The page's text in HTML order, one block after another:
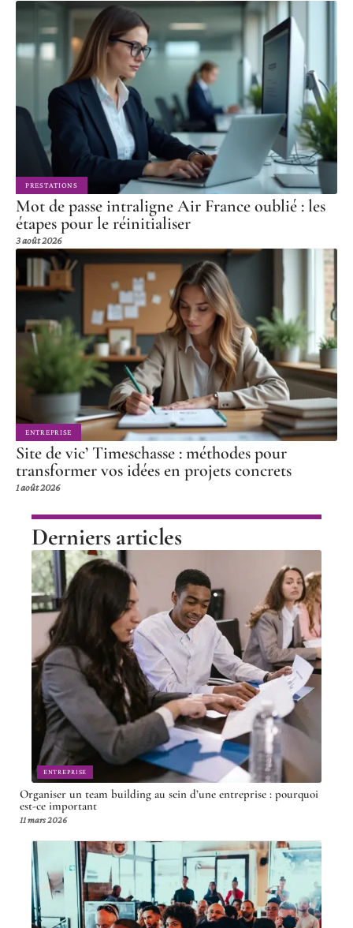
PRESTATIONS
Mot de passe intraligne Air France oublié : les
étapes pour le réinitialiser
3 août 2026
ENTREPRISE
Site de vic’ Timeschasse : méthodes pour
transformer vos idées en projets concrets
1 août 2026
Derniers articles
ENTREPRISE
Organiser un team building au sein d’une entreprise : pourquoi
est-ce important
11 mars 2026